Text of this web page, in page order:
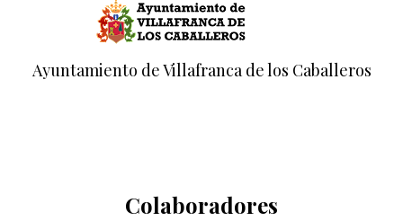
Ayuntamiento de Villafranca de los Caballeros
Colaboradores